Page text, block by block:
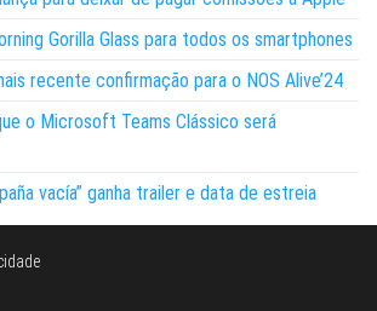
Gorilla Glass para todos os smartphones
recente confirmação para o NOS Alive’24
o Microsoft Teams Clássico será
vacía” ganha trailer e data de estreia